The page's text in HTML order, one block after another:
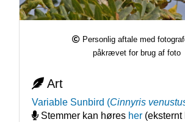
Personlig aftale med
påkrævet for brug af foto
Art
Variable Sunbird (Cinnyris
Stemmer kan høres her(eksternt